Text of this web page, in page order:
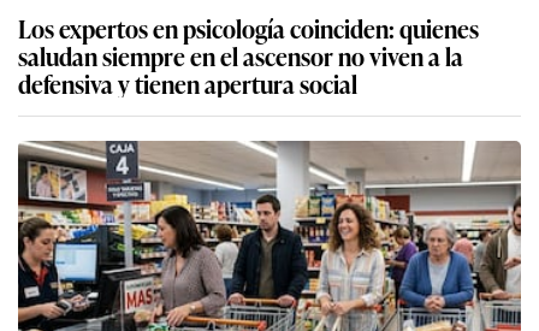
Los expertos en psicología coinciden: quienes
saludan siempre en el ascensor no viven a la
defensiva y tienen apertura social